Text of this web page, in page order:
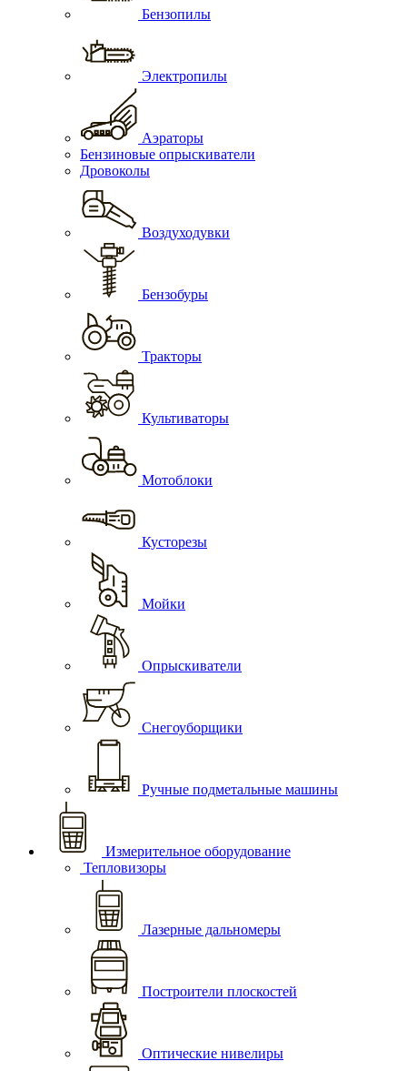
Бензопилы
Электропилы
Аэраторы
Бензиновые опрыскиватели
Дровоколы
Воздуходувки
Бензобуры
Тракторы
Культиваторы
Мотоблоки
Кусторезы
Мойки
Опрыскиватели
Снегоуборщики
Ручные подметальные машины
Измерительное оборудование
Тепловизоры
Лазерные дальномеры
Построители плоскостей
Оптические нивелиры